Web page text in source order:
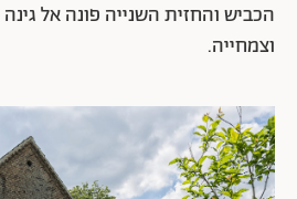
הכביש והחזית השנייה פונה אל
וצמחייה.